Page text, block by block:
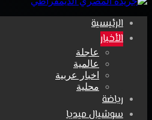
الرئيسية
الأخبار
عاجلة
عالمية
اخبار عربية
محلية
رياضة
سوشيال ميديا